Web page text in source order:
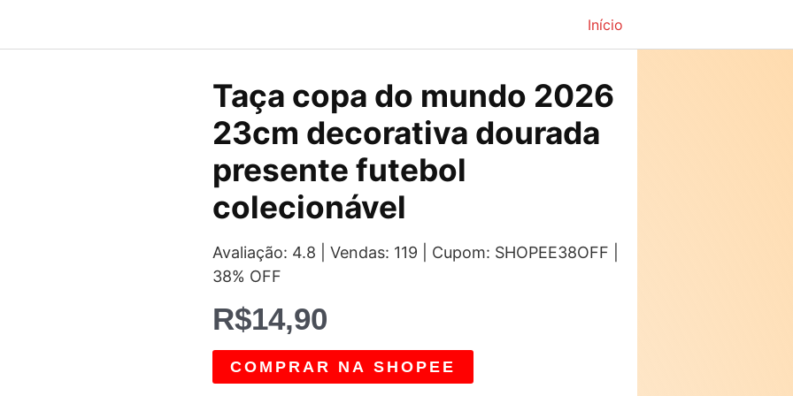
Início
Taça copa do mundo 2026
23cm decorativa dourada
presente futebol
colecionável
Avaliação: 4.8 | Vendas: 119 | Cupom: SHOPEE38OFF |
38% OFF
R$14,90
COMPRAR NA SHOPEE